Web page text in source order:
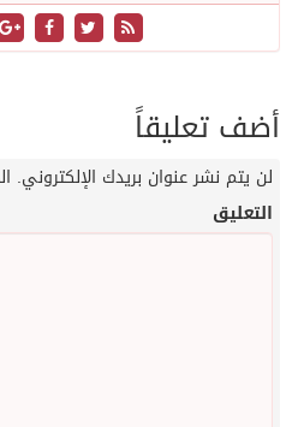
أضف تعليقاً
لن يتم نشر عنوان بريدك الإلكتروني.
التعليق